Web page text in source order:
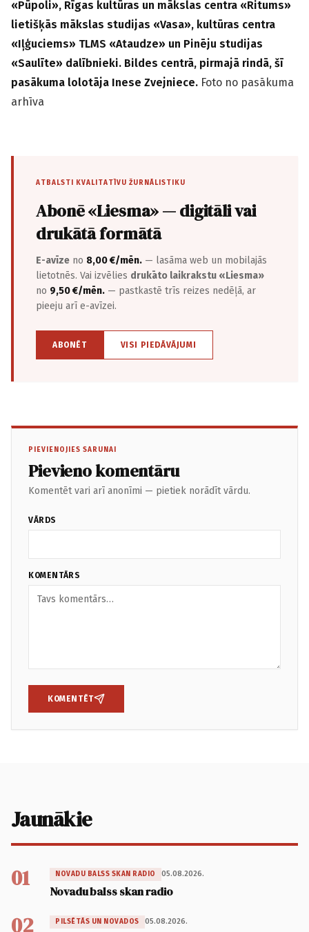
«Pūpoli», Rīgas kultūras un mākslas centra «Ritums»
lietišķās mākslas studijas «Vasa», kultūras centra
«Iļģuciems» TLMS «Ataudze» un Pinēju studijas
«Saulīte» dalībnieki. Bildes centrā, pirmajā rindā, šī
pasākuma lolotāja Inese Zvejniece. Foto no pasākuma
arhīva
ATBALSTI KVALITATĪVU ŽURNĀLISTIKU
Abonē «Liesma» — digitāli vai
drukātā formātā
E-avīze no 8,00 €/mēn. — lasāma web un mobilajās
lietotnēs. Vai izvēlies drukāto laikrakstu «Liesma»
no 9,50 €/mēn. — pastkastē trīs reizes nedēļā, ar
pieeju arī e-avīzei.
ABONĒT VISI PIEDĀVĀJUMI
PIEVIENOJIES SARUNAI
Pievieno komentāru
Komentēt vari arī anonīmi — pietiek norādīt vārdu.
VĀRDS
KOMENTĀRS
KOMENTĒT
Jaunākie
01 NOVADU BALSS SKAN RADIO 05.08.2026.
Novadu balss skan radio
02 PILSĒTĀS UN NOVADOS 05.08.2026.